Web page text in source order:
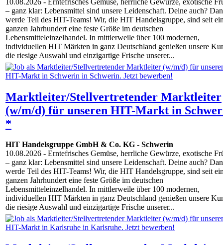
10.08.2026 - Erntefrisches Gemüse, herrliche Gewürze, exotische
– ganz klar: Lebensmittel sind unsere Leidenschaft. Deine auch?
werde Teil des HIT-Teams! Wir, die HIT Handelsgruppe, sind seit
ganzen Jahrhundert eine feste Größe im deutschen
Lebensmitteleinzelhandel. In mittlerweile über 100 modernen,
individuellen HIT Märkten in ganz Deutschland genießen unsere
die riesige Auswahl und einzigartige Frische unserer...
Marktleiter/Stellvertretender Marktleiter
(w/m/d) für unseren HIT-Markt in
*
HIT Handelsgruppe GmbH & Co. KG - Schwerin
10.08.2026 - Erntefrisches Gemüse, herrliche Gewürze, exotische
– ganz klar: Lebensmittel sind unsere Leidenschaft. Deine auch?
werde Teil des HIT-Teams! Wir, die HIT Handelsgruppe, sind seit
ganzen Jahrhundert eine feste Größe im deutschen
Lebensmitteleinzelhandel. In mittlerweile über 100 modernen,
individuellen HIT Märkten in ganz Deutschland genießen unsere
die riesige Auswahl und einzigartige Frische unserer...